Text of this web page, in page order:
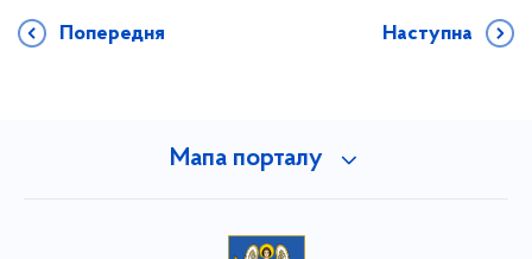
Попередня Наступна
Мапа порталу